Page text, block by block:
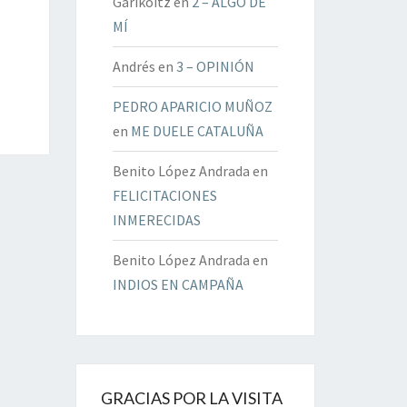
MÍ
Andrés en 3 – OPINIÓN
PEDRO APARICIO MUÑOZ
en ME DUELE CATALUÑA
Benito López Andrada en
FELICITACIONES
INMERECIDAS
Benito López Andrada en
INDIOS EN CAMPAÑA
GRACIAS POR LA VISITA